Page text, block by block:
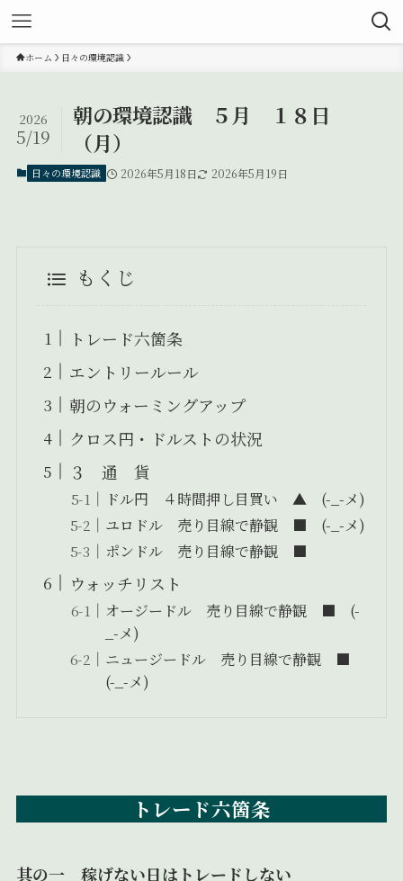
ホーム 日々の環境認識
朝の環境認識 ５月 １８日
（月）
2026
5/19
日々の環境認識 2026年5月18日 2026年5月19日
もくじ
トレード六箇条
エントリールール
朝のウォーミングアップ
クロス円・ドルストの状況
３ 通 貨
ドル円 ４時間押し目買い ▲ (-_-メ)
ユロドル 売り目線で静観 ■ (-_-メ)
ポンドル 売り目線で静観 ■
ウォッチリスト
オージードル 売り目線で静観 ■ (-
_-メ)
ニュージードル 売り目線で静観 ■
(-_-メ)
トレード六箇条
其の一 稼げない日はトレードしない